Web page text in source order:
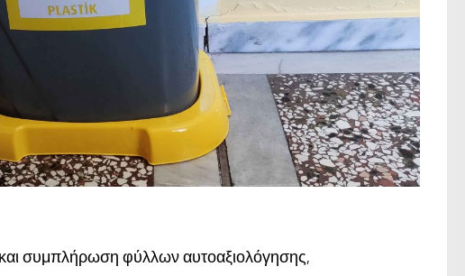
και συμπλήρωση φύλλων αυτοαξιολόγησης,